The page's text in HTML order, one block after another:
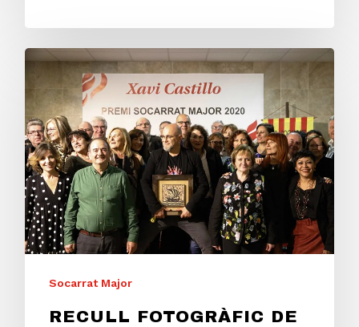
Socarrat Major
RECULL FOTOGRÀFIC DE